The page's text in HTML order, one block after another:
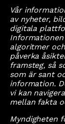
Vår
av nyheter,
digitala
algoritmer
påverka
framsteg, så
som är sant
information.
vi kan
mellan fakta
Myndigheten